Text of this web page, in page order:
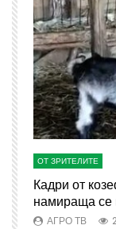
Watch Later
ОТ ЗРИТЕЛИТЕ
Кадри от
намираща се
АГРО ТВ